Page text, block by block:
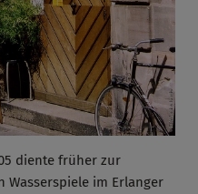
diente früher zur
Wasserspiele im Erlanger